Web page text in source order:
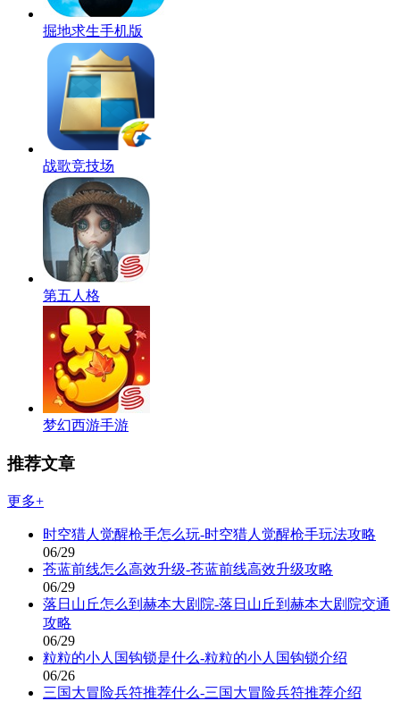
掘地求生手机版
战歌竞技场
第五人格
梦幻西游手游
推荐文章
更多+
时空猎人觉醒枪手怎么玩-时空猎人觉醒枪手玩法攻略
06/29
苍蓝前线怎么高效升级-苍蓝前线高效升级攻略
06/29
落日山丘怎么到赫本大剧院-落日山丘到赫本大剧院交通
攻略
06/29
粒粒的小人国钩锁是什么-粒粒的小人国钩锁介绍
06/26
三国大冒险兵符推荐什么-三国大冒险兵符推荐介绍